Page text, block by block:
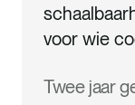
voor wie
Twee jaar